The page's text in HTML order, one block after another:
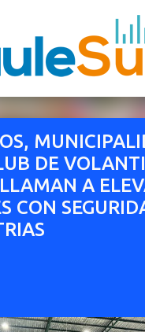
al contenido principal
DE
A
CON